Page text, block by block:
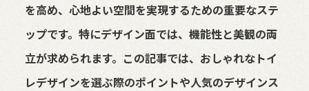
を高め、心地よい空間を実現するための重要なステ
ップです。特にデザイン面では、機能性と美観の両
立が求められます。この記事では、おしゃれなトイ
レデザインを選ぶ際のポイントや人気のデザインス